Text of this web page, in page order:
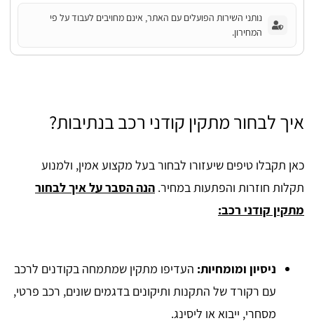
נותני השירות הפועלים עם האתר, אינם מחויבים לעבוד על פי
המחירון.
איך לבחור מתקין קודני רכב בנתיבות?
כאן תקבלו טיפים שיעזורו לבחור בעל מקצוע אמין, ולמנוע
תקלות חוזרות והפתעות במחיר. הנה הסבר על איך לבחור
מתקין קודני רכב:
ניסיון ומומחיות: העדיפו מתקין שמתמחה בקודנים לרכב
עם רקורד של התקנות ותיקונים בדגמים שונים, רכב פרטי,
מסחרי, ייבוא או ליסינג.